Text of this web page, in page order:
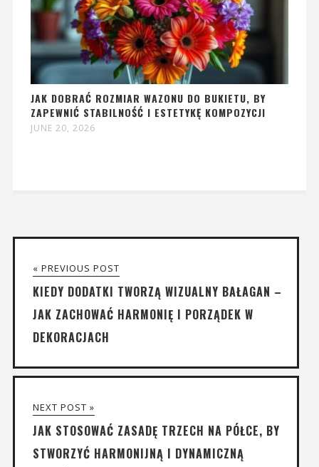
JAK DOBRAĆ ROZMIAR WAZONU DO BUKIETU, BY
ZAPEWNIĆ STABILNOŚĆ I ESTETYKĘ KOMPOZYCJI
JUNE 20, 2026
« PREVIOUS POST
KIEDY DODATKI TWORZĄ WIZUALNY BAŁAGAN –
JAK ZACHOWAĆ HARMONIĘ I PORZĄDEK W
DEKORACJACH
NEXT POST »
JAK STOSOWAĆ ZASADĘ TRZECH NA PÓŁCE, BY
STWORZYĆ HARMONIJNĄ I DYNAMICZNĄ